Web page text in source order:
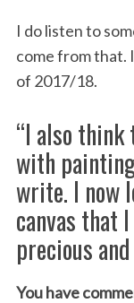
I do listen to
come from that.
of 2017/18.
“I also think
with
write. I now
canvas that
precious
You have